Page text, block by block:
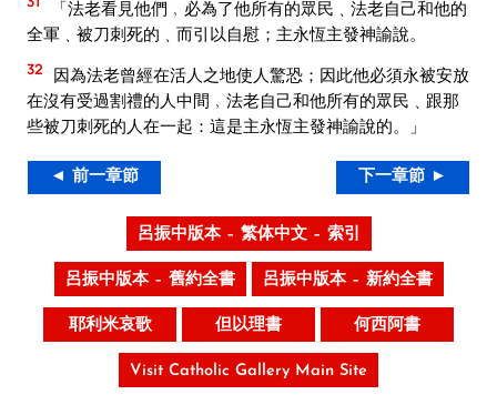
「法老看見他們﹐必為了他所有的眾民﹑法老自己和他的
全軍﹑被刀刺死的﹑而引以自慰；主永恆主發神諭說。
32
因為法老曾經在活人之地使人驚恐；因此他必須永被安放
在沒有受過割禮的人中間﹐法老自己和他所有的眾民﹑跟那
些被刀刺死的人在一起：這是主永恆主發神諭說的。」
◄ 前一章節 下一章節 ►
呂振中版本 – 繁体中文 – 索引
呂振中版本 – 舊約全書 呂振中版本 – 新約全書
耶利米哀歌 但以理書 何西阿書
Visit Catholic Gallery Main Site